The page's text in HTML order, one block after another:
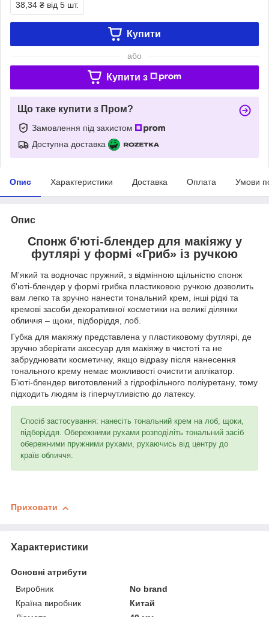
38,34 ₴ від 5 шт.
Купити
або
Купити з
Що таке купити з Пром?
Замовлення під захистом
Доступна доставка
Опис Характеристики Доставка Оплата Умови
Опис
Спонж б'юті-блендер для макіяжу у
футлярі у формі «Гриб» із ручкою
М'який та водночас пружний, з відмінною щільністю спонж
б'юті-блендер у формі грибка пластиковою ручкою дозволить
вам легко та зручно нанести тональний крем, інші рідкі та
кремові засоби декоративної косметики на великі ділянки
обличчя – щоки, підборіддя, лоб.
Губка для макіяжу представлена у пластиковому футлярі, де
зручно зберігати аксесуар для макіяжу в чистоті та не
забруднювати косметичку, якщо відразу після нанесення
тонального крему немає можливості очистити аплікатор.
Б'юті-блендер виготовлений з гідрофільного поліуретану, тому
підходить людям із гіперчутливістю до латексу.
Спосіб застосування: нанесіть тональний крем на лоб, щоки,
підборіддя. Обережними рухами розподіліть тональний засіб
обережними пружними рухами, рухаючись від центру до
країв обличчя.
Приховати
Характеристики
Основні атрибути
Виробник
No brand
Країна виробник
Китай